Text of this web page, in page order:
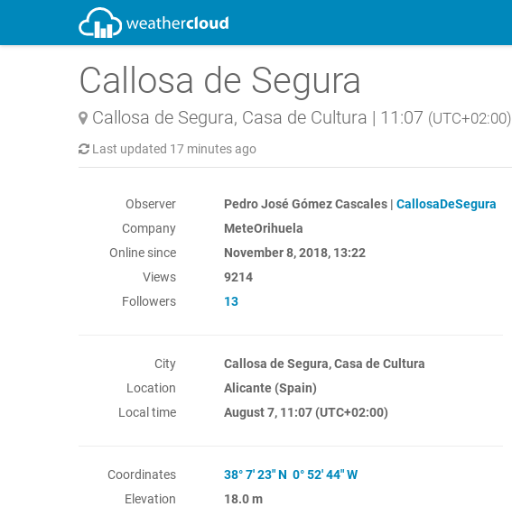
Callosa de Segura
Callosa de Segura, Casa de Cultura | 11:07 (UTC+02:00)
Last updated 17 minutes ago
Observer Pedro José Gómez Cascales | CallosaDeSegura
Company
MeteOrihuela
Online since
November 8, 2018, 13:22
Views
9214
Followers
13
City
Callosa de Segura, Casa de Cultura
Location
Alicante (Spain)
Local time
August 7, 11:07(UTC+02:00)
Coordinates
38° 7' 23" N 0° 52' 44" W
Elevation
18.0 m